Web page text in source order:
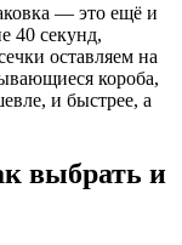
— это ещё и
40 секунд,
оставляем на
короба,
и быстрее, а
выбрать и